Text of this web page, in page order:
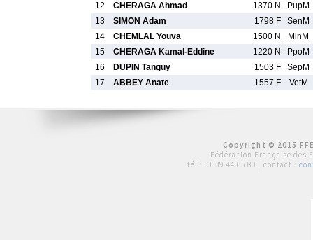
12
CHERAGA Ahmad 1370 N
PupM
13
SIMON Adam 1798 F
SenM
14
CHEMLAL Youva 1500 N
MinM
15
CHERAGA Kamal-Eddine 1220 N
PpoM
16
DUPIN Tanguy 1503 F
SepM
17
ABBEY Anate 1557 F VetM
Copyright © 2015
Fédération Française des
tél : 01 39 44 65 80 | contact :